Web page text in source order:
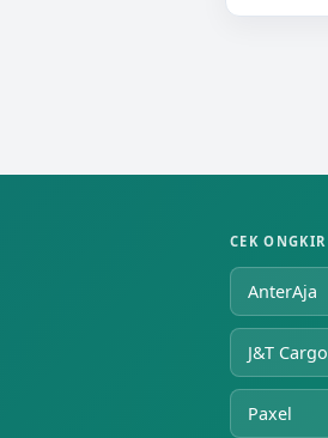
CEK ONGKIR
AnterAja
J&T Cargo
Paxel